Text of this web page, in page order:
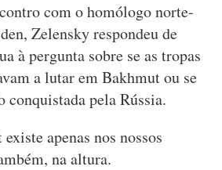
com o homólogo norte-
Zelensky respondeu de
à pergunta sobre se as tropas
a lutar em Bakhmut ou se
conquistada pela Rússia.
apenas nos nossos
na altura.